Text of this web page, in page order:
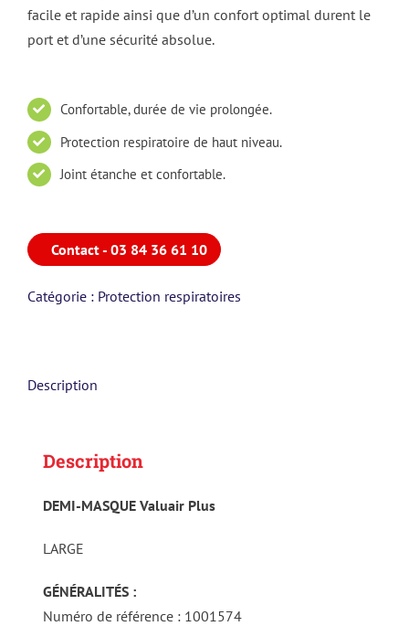
facile et rapide ainsi que d’un confort optimal durent le
port et d’une sécurité absolue.
Confortable, durée de vie prolongée.
Protection respiratoire de haut niveau.
Joint étanche et confortable.
Contact - 03 84 36 61 10
Catégorie : Protection respiratoires
Description
Description
DEMI-MASQUE Valuair Plus
LARGE
GÉNÉRALITÉS :
Numéro de référence : 1001574